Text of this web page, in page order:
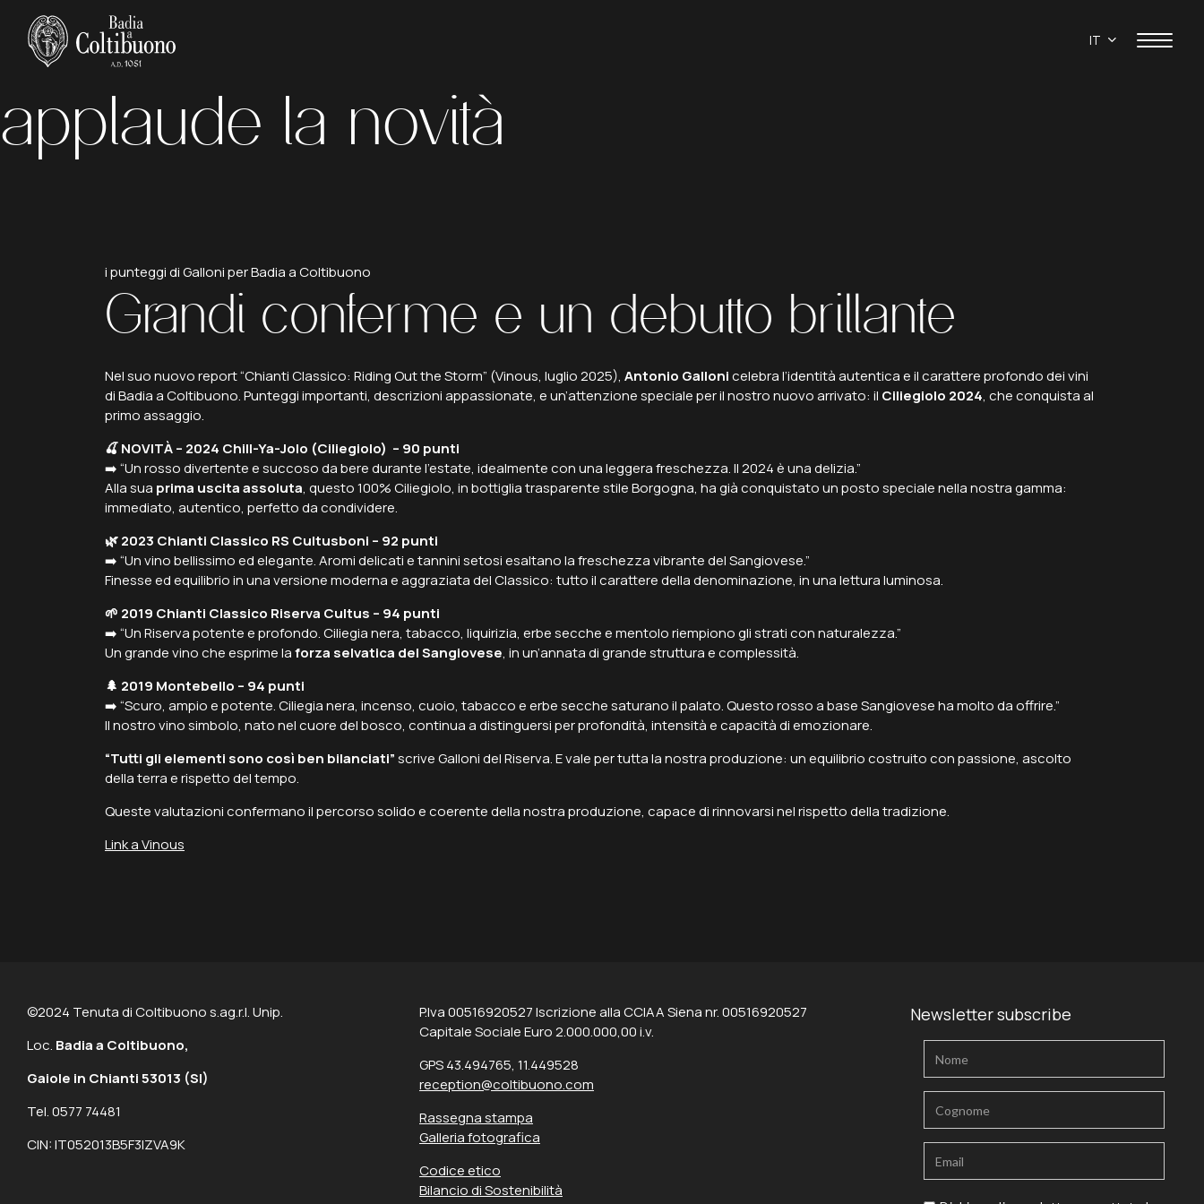
IT
Antonio Galloni premia la coerenza… e
applaude la novità
i punteggi di Galloni per Badia a Coltibuono
Grandi conferme e un debutto brillante
Nel suo nuovo report“Chianti Classico: Riding Out the Storm” (Vinous, luglio 2025), Antonio Gallonicelebra l’identità autentica e il carattere profondo dei vini
di Badia a Coltibuono. Punteggi importanti, descrizioni appassionate, e un’attenzione speciale per il nostro nuovo arrivato: il Ciliegiolo 2024, che conquista al
primo assaggio.
🍒 NOVITÀ – 2024 Chill-Ya-Jolo (Ciliegiolo) – 90 punti
➡️“Un rosso divertente e succoso da bere durante l’estate, idealmente con una leggera freschezza. Il 2024 è una delizia.”
Alla sua prima uscita assoluta, questo 100% Ciliegiolo, in bottiglia trasparente stile Borgogna, ha già conquistato un posto speciale nella nostra gamma:
immediato, autentico, perfetto da condividere.
🌿 2023 Chianti Classico RS Cultusboni – 92 punti
➡️“Un vino bellissimo ed elegante. Aromi delicati e tannini setosi esaltano la freschezza vibrante del Sangiovese.”
Finesse ed equilibrio in una versione moderna e aggraziata del Classico: tutto il carattere della denominazione, in una lettura luminosa.
🌱 2019 Chianti Classico Riserva Cultus – 94 punti
➡️“Un Riserva potente e profondo. Ciliegia nera, tabacco, liquirizia, erbe secche e mentolo riempiono gli strati con naturalezza.”
Un grande vino che esprime laforza selvatica del Sangiovese, in un’annata di grande struttura e complessità.
🌲 2019 Montebello – 94 punti
➡️“Scuro, ampio e potente. Ciliegia nera, incenso, cuoio, tabacco e erbe secche saturano il palato. Questo rosso a base Sangiovese ha molto da offrire.”
Il nostro vino simbolo, nato nel cuore del bosco, continua a distinguersi per profondità, intensità e capacità di emozionare.
“Tutti gli elementi sono così ben bilanciati”scrive Galloni del Riserva. E vale per tutta la nostra produzione: un equilibrio costruito con passione, ascolto
della terra e rispetto del tempo.
Queste valutazioni confermano il percorso solido e coerente della nostra produzione, capace di rinnovarsi nel rispetto della tradizione.
Link a Vinous
©2024 Tenuta di Coltibuono s.ag.r.l. Unip.
Loc. Badia a Coltibuono,
Gaiole in Chianti 53013 (SI)
Tel. 0577 74481
CIN: IT052013B5F3IZVA9K
P.Iva 00516920527 Iscrizione alla CCIAA Siena nr. 00516920527
Capitale Sociale Euro 2.000.000,00 i.v.
GPS 43.494765, 11.449528
reception@coltibuono.com
Rassegna stampa
Galleria fotografica
Codice etico
Bilancio di Sostenibilità
Newsletter subscribe